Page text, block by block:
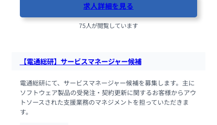
求人詳細を見る
75人が閲覧しています
【電通総研】サービスマネージャー候補
電通総研にて、サービスマネージャー候補を募集します。主に
ソフトウェア製品の受発注・契約更新に関するお客様からアウ
トソースされた支援業務のマネジメントを担っていただきま
す。